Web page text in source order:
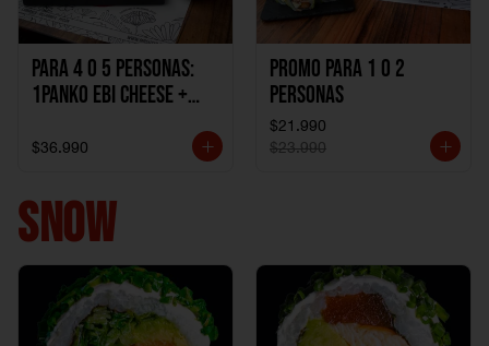
Para 4 o 5 personas:
1Panko Ebi Cheese +
Sake + 1Avocado Beto
1Katzu de Pollo
$36.990
Promo Para 1 o 2
personas
$21.990
$23.990
SNOW